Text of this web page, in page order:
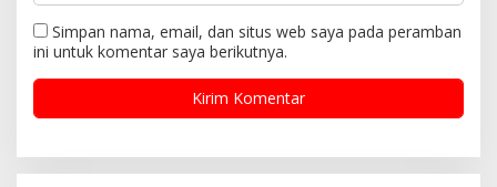
Simpan nama, email, dan situs web saya pada peramban
ini untuk komentar saya berikutnya.